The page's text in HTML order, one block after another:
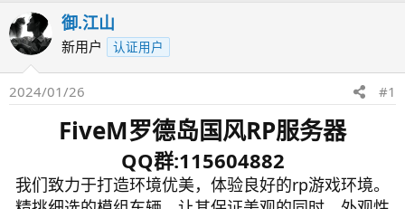
御.江山
新用户 认证用户
2024/01/26 #1
FiveM罗德岛国风RP服务器
QQ群:115604882
我们致力于打造环境优美，体验良好的rp游戏环境。